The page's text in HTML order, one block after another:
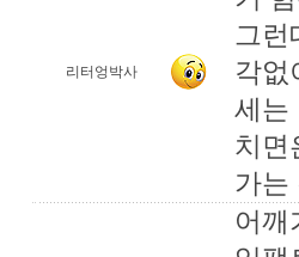
리터엉박사
그
각없
세는
치면
가는
어깨